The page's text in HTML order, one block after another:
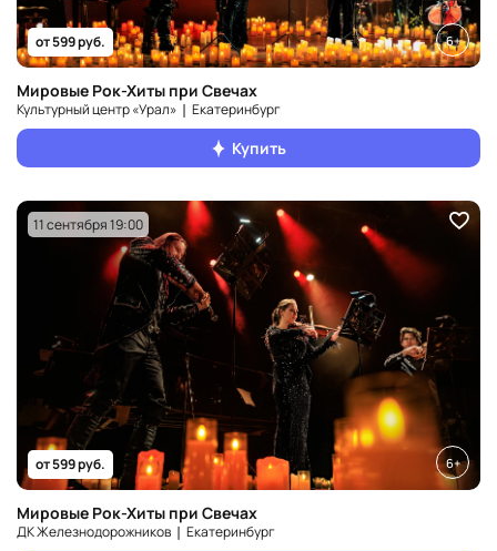
от 599 руб. 6+
Мировые Рок-Хиты при Свечах
Культурный центр «Урал» ❘ Екатеринбург
Купить
11 сентября 19:00
от 599 руб. 6+
Мировые Рок-Хиты при Свечах
ДК Железнодорожников ❘ Екатеринбург